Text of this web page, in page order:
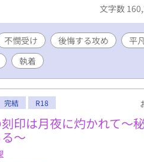
文字数
不憫受け 後悔する攻め 平
執着
完結 R18
印は月夜に灼かれて〜
〜